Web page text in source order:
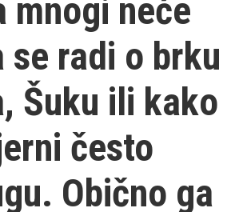
mnogi neće
se radi o brku
Šuku ili kako
često
Obično ga